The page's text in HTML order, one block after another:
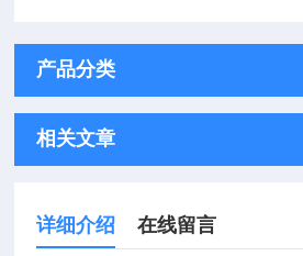
产品分类
相关文章
详细介绍 在线留言